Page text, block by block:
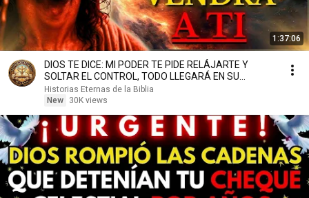
1:37:06
DIOS TE DICE: MI PODER TE PIDE RELÁJARTE Y
SOLTAR EL CONTROL, TODO LLEGARÁ EN SU
MOMENTO PERFECTO
Historias Eternas de la Biblia
New
30K views